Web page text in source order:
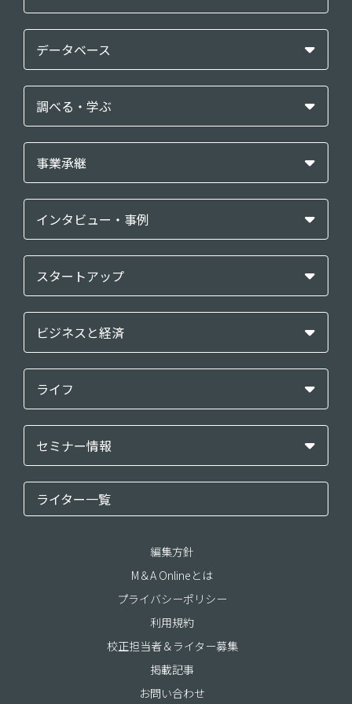
データベース
調べる・学ぶ
事業承継
インタビュー・事例
スタートアップ
ビジネスと経済
ライフ
セミナー情報
ライター一覧
編集方針
M＆A Onlineとは
プライバシーポリシー
利用規約
校正担当者＆ライター募集
掲載記事
お問い合わせ